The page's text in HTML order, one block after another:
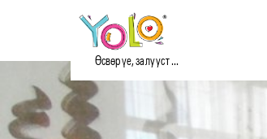
Өсвөр үе, залууст ...